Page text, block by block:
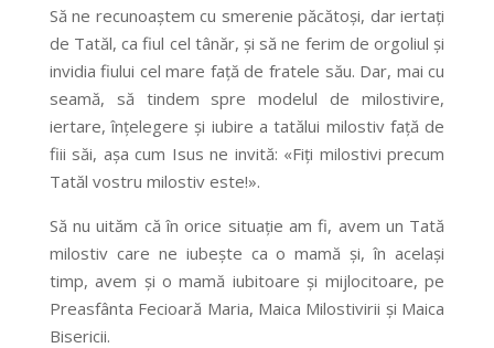
Să ne recunoaștem cu smerenie păcătoși, dar iertați
de Tatăl, ca fiul cel tânăr, și să ne ferim de orgoliul și
invidia fiului cel mare față de fratele său. Dar, mai cu
seamă, să tindem spre modelul de milostivire,
iertare, înțelegere și iubire a tatălui milostiv față de
fiii săi, așa cum Isus ne invită: «Fiți milostivi precum
Tatăl vostru milostiv este!».
Să nu uităm că în orice situație am fi, avem un Tată
milostiv care ne iubește ca o mamă și, în același
timp, avem și o mamă iubitoare și mijlocitoare, pe
Preasfânta Fecioară Maria, Maica Milostivirii și Maica
Bisericii.